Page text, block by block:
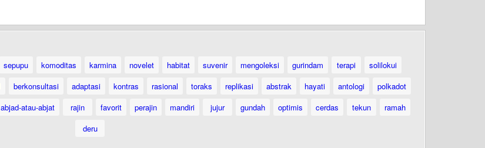
sepupu komoditas karmina novelet habitat suvenir mengoleksi gurindam terapi
solilokui
berkonsultasi adaptasi kontras rasional toraks replikasi abstrak hayati antologi
polkadot
abjad-atau-abjat rajin favorit perajin mandiri jujur gundah optimis cerdas tekun
ramah
deru